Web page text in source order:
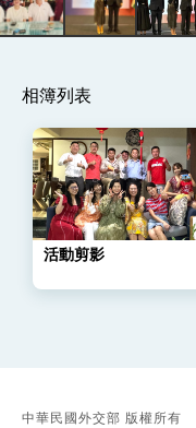
卓揆：臺
利戰略地
民調顯示
「總合外
總統以「
年談話
總統主持
變局中
總統發
團結 迎
外交部重
相簿列表
活動剪影
中華民國外交部 版權所有